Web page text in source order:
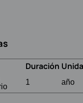
Duración
1 año